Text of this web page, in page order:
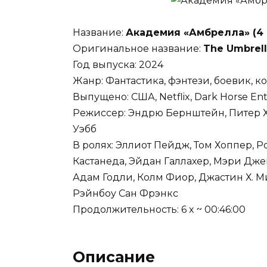
Название: Академия «Амбрелла» (4
Оригинальное название: The
Год выпуска: 2024
Жанр: Фантастика, фэнтези, боевик,
Выпущено: США, Netflix, Dark Horse
Режиссер: Эндрю Бернштейн, Питер
Уэбб
В ролях: Эллиот Пейдж, Том
Кастанеда, Эйдан Галлахер, Мэри
Адам Годли, Колм Фиор, Джастин Х.
Рэйнбоу Сан Фрэнкс
Продолжительность: 6 x ~ 00:46:00
Описание